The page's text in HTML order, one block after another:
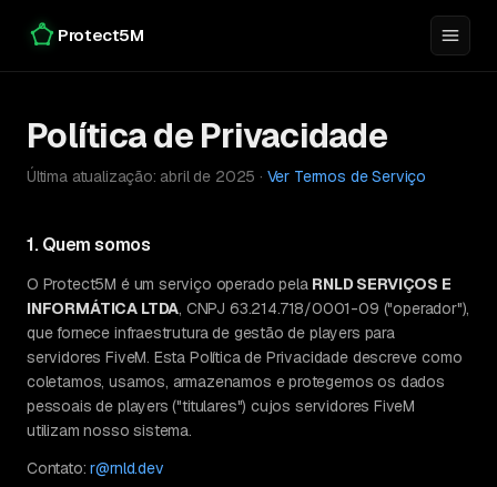
Protect5M
Política de Privacidade
Última atualização: abril de 2025 · Ver Termos de Serviço
1. Quem somos
O Protect5M é um serviço operado pela RNLD SERVIÇOS E
INFORMÁTICA LTDA, CNPJ 63.214.718/0001-09 ("operador"),
que fornece infraestrutura de gestão de players para
servidores FiveM. Esta Política de Privacidade descreve como
coletamos, usamos, armazenamos e protegemos os dados
pessoais de players ("titulares") cujos servidores FiveM
utilizam nosso sistema.
Contato:r@rnld.dev